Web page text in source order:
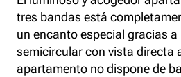
tres bandas está
un encanto especial gracias
semicircular con vista directa
apartamento no dispone de